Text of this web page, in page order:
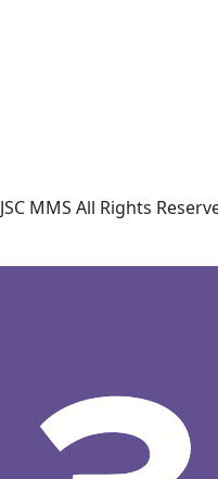
JSC MMS All Rights